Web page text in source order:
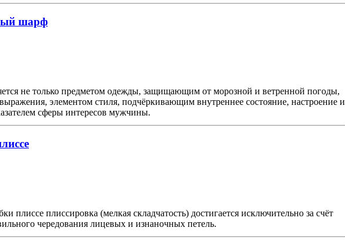
шарф
не только предметом одежды, защищающим от морозной и ветренной погоды,
элементом стиля, подчёркивающим внутреннее состояние, настроение и
сферы интересов мужчины.
плиссе плиссировка (мелкая складчатость) достигается исключительно за счёт
чередования лицевых и изнаночных петель.